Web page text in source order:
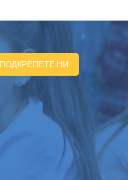
ПОДКРЕПЕТЕ НИ